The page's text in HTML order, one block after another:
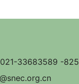
33683589 -825